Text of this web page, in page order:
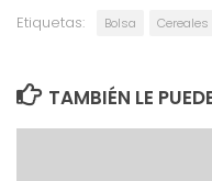
Etiquetas: Bolsa Cereales
TAMBIÉN LE